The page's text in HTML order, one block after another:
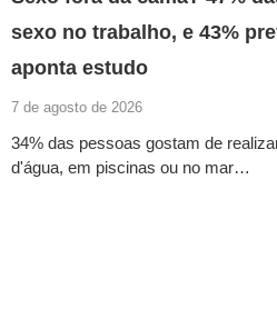
sexo no trabalho, e 43%
aponta estudo
7 de agosto de 2026
34% das pessoas gostam de
d'água, em piscinas ou no mar…